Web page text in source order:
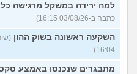
למה ירידה במשקל מרגישה כל
כתבה ב-03/08/26 16:15)
השקעה ראשונה בשוק ההון
16:04)
מתבגרים שנכנסו באמצע סקס